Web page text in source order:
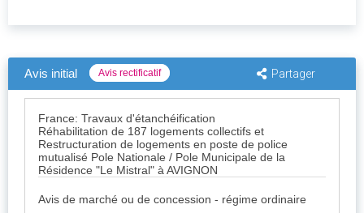
Avis initial Avis rectificatif Partager
France: Travaux d'étanchéification
Réhabilitation de 187 logements collectifs et
Restructuration de logements en poste de police
mutualisé Pole Nationale / Pole Municipale de la
Résidence "Le Mistral" à AVIGNON
Avis de marché ou de concession - régime ordinaire